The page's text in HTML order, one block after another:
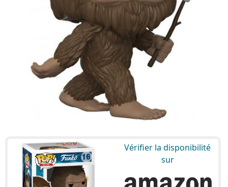
Vérifier la disponibilité
sur